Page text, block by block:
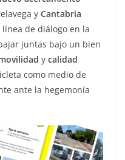
y Cantabria
de diálogo en la
juntas bajo un bien
y calidad
como medio de
ante la hegemonía